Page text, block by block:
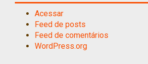
Acessar
Feed de posts
Feed de comentários
WordPress.org